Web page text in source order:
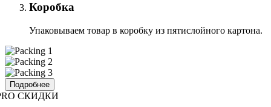
Коробка
Упаковываем товар в коробку из пятислойного картона.
Подробнее
СКИДКИ